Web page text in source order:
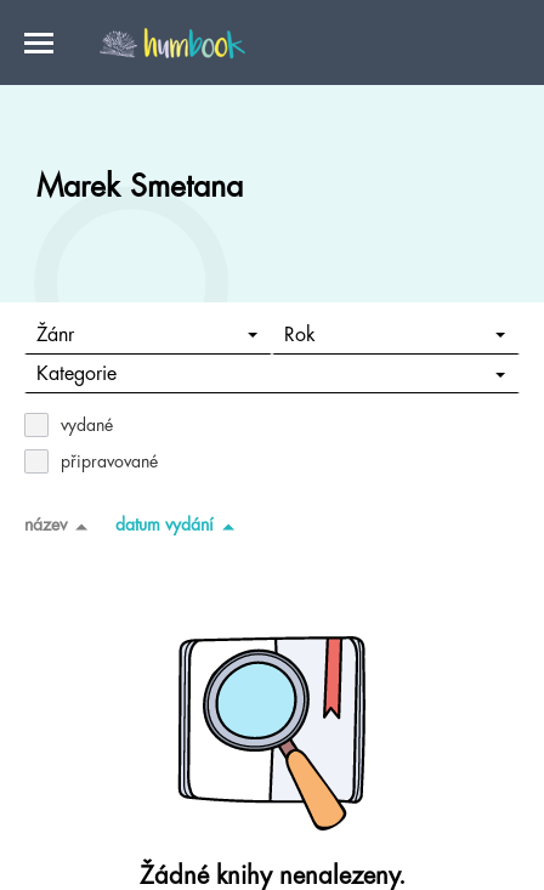
Marek Smetana
Žánr Rok
Kategorie
vydané
připravované
název datum vydání
Žádné knihy nenalezeny.